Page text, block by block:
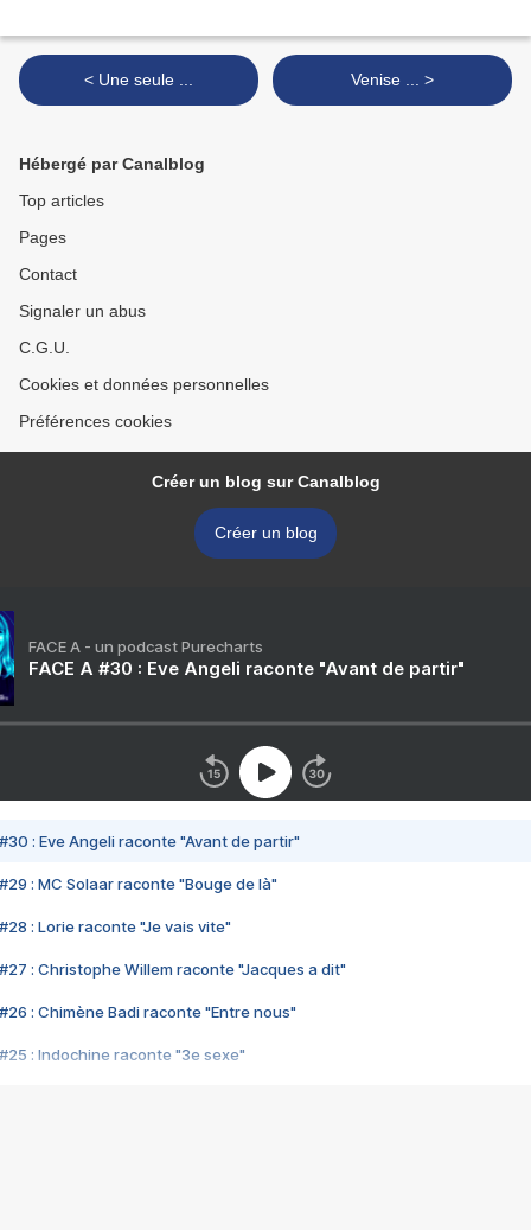
< Une seule ... Venise ... >
Hébergé par Canalblog
Top articles
Pages
Contact
Signaler un abus
C.G.U.
Cookies et données personnelles
Préférences cookies
Créer un blog sur Canalblog
Créer un blog
FACE A - un podcast Purecharts
FACE A #30 : Eve Angeli raconte "Avant de partir"
#30 : Eve Angeli raconte "Avant de partir"
#29 : MC Solaar raconte "Bouge de là"
#28 : Lorie raconte "Je vais vite"
#27 : Christophe Willem raconte "Jacques a dit"
#26 : Chimène Badi raconte "Entre nous"
#25 : Indochine raconte "3e sexe"